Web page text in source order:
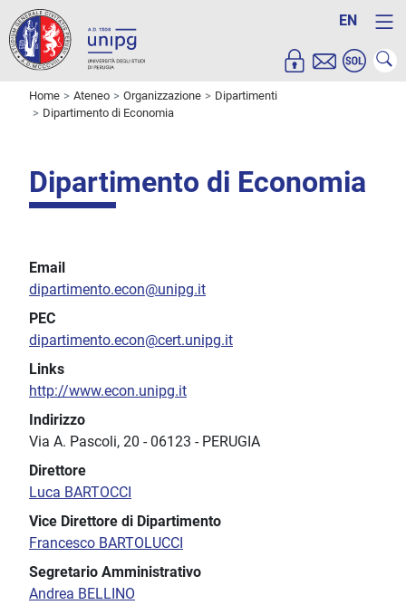
EN
Home Ateneo Organizzazione
Dipartimenti
Dipartimento di Economia
Dipartimento di Economia
Email
dipartimento.econ@unipg.it
PEC
dipartimento.econ@cert.unipg.it
Links
http://www.econ.unipg.it
Indirizzo
Via A. Pascoli, 20 - 06123 - PERUGIA
Direttore
Luca BARTOCCI
Vice Direttore di Dipartimento
Francesco BARTOLUCCI
Segretario Amministrativo
Andrea BELLINO